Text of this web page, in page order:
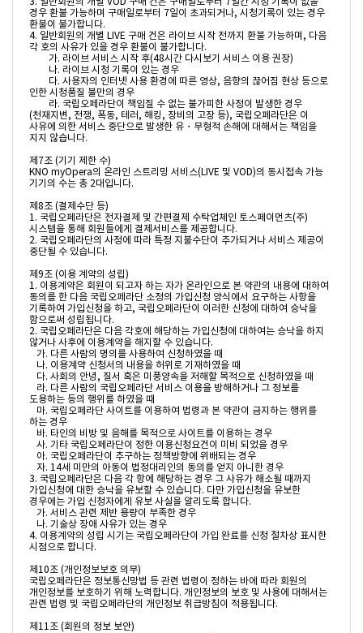
경우 환불 가능하며 구매일로부터 7일이 초과되거나, 시청기록이 있는 경우
환불이 불가합니다.
4. 일반회원의 개별 LIVE 구매 건은 라이브 시작 전까지 환불 가능하며, 다음
각 호의 사유가 있을 경우 환불이 불가합니다.
인한 시청품질 불만의 경우
(천재지변, 전쟁, 폭동, 테러, 해킹, 장비의 고장 등), 국립오페라단은 이
사유에 의한 서비스 중단으로 발생한 유・무형적 손해에 대해서는 책임을
지지 않습니다.
제7조 (기기 제한 수)
KNO myOpera의 온라인 스트리밍 서비스(LIVE 및 VOD)의 동시접속 가능
기기의 수는 총 2대입니다.
제8조 (결제수단 등)
1. 국립오페라단은 전자결제 및 간편결제 수탁업체인 토스페이먼츠(주)
시스템을 통해 회원들에게 결제서비스를 제공합니다.
2. 국립오페라단의 사정에 따라 특정 지불수단이 추가되거나 서비스 제공이
중단될 수 있습니다.
제9조 (이용 계약의 성립)
1. 이용계약은 회원이 되고자 하는 자가 온라인으로 본 약관의 내용에 대하여
동의를 한 다음 국립오페라단 소정의 가입신청 양식에서 요구하는 사항을
기록하여 가입신청을 하고, 국립오페라단이 이러한 신청에 대하여 승낙을
함으로써 성립됩니다.
2. 국립오페라단은 다음 각호에 해당하는 가입신청에 대하여는 승낙을 하지
않거나 사후에 이용계약을 해지할 수 있습니다.
도용하는 등의 행위를 하였을 때
하는 경우
3. 국립오페라단은 다음 각 항에 해당하는 경우 그 사유가 해소될 때까지
가입신청에 대한 승낙을 유보할 수 있습니다. 다만 가입신청을 유보한
경우에는 가입 신청자에게 유보 사실을 알리도록 합니다.
4. 이용계약의 성립 시기는 국립오페라단이 가입 완료를 신청 절차상 표시한
시점으로 합니다.
제10조 (개인정보보호 의무)
국립오페라단은 정보통신망법 등 관련 법령이 정하는 바에 따라 회원의
개인정보를 보호하기 위해 노력합니다. 개인정보의 보호 및 사용에 대해서는
관련 법령 및 국립오페라단의 개인정보 취급방침이 적용됩니다.
제11조 (회원의 정보 보안)